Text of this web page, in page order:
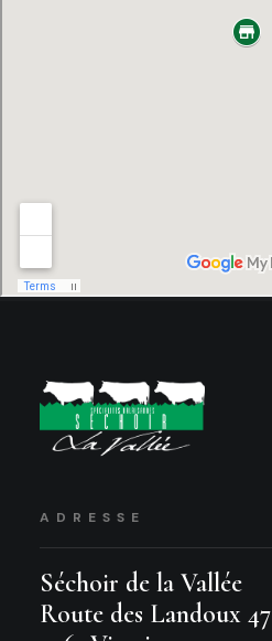
ADRESSE
Séchoir de la Vallée
Route des Landoux 47